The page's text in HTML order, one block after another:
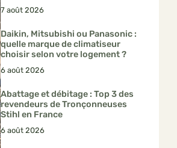
7 août 2026
Daikin, Mitsubishi ou Panasonic :
quelle marque de climatiseur
choisir selon votre logement ?
6 août 2026
Abattage et débitage : Top 3 des
revendeurs de Tronçonneuses
Stihl en France
6 août 2026